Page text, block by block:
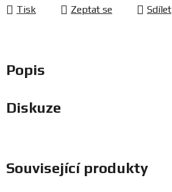
Tisk Zeptat se Sdílet
Popis
Diskuze
Související produkty